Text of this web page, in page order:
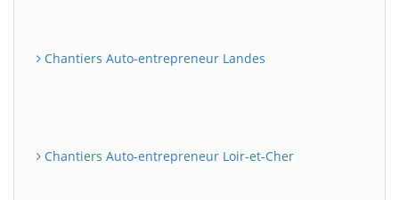
Chantiers Auto-entrepreneur Landes
Chantiers Auto-entrepreneur Loir-et-Cher